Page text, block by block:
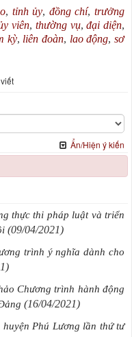
, tỉnh ủy, đồng chí,trưởng
viên, thường vụ,đại diện,
kỳ, liên đoàn, lao động,sơ
Ẩn/Hiện ý kiến
thực thi pháp luật và triển
(09/04/2021)
trình ý nghĩa dành cho
Chương trình hành động
(16/04/2021)
Phú Lương lần thứ tư